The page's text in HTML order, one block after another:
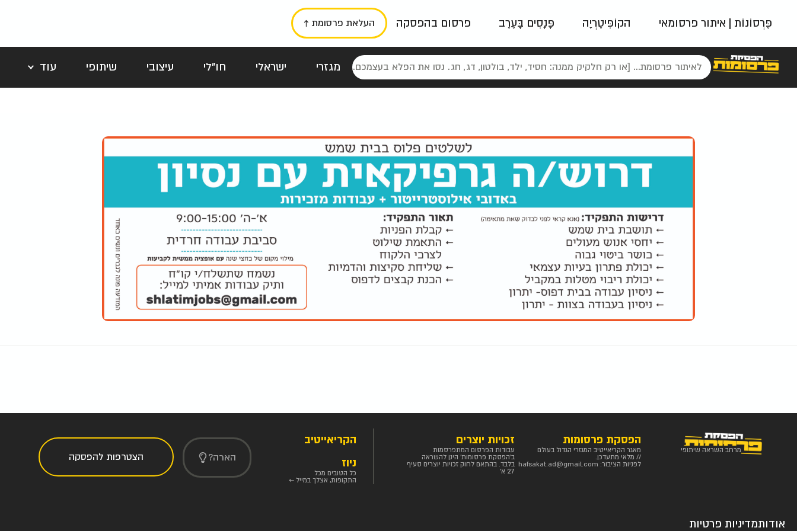
פֶּרְסוֹנוֹת | איתור פרסומאי הקוֹפִּיטֶרְיָה פָּנָסִים בָּעֶרֶב פרסום בהפסקה העלאת פרסומת ↑
מגזרי ישראלי חו"לי עיצובי שיתופי
עוד
פאשן
ניינטיז נוסטלגי כרזות טיפוגרפי
מרחב השראה שיתופי
הפסקת פרסומות
מאגר הקריאייטיב המגזרי הגדול בעולם
// מלאי מתעדכן.
לפניות הציבור: hafsakat.ad@gmail.com
זכויות יוצרים
עבודות הפרסום המתפרסמות
ב'הפסקת פרסומות' הינן להשראה
בלבד. בהתאם לחוק זכויות יוצרים סעיף
27 א'
הקריאייטיב
ניוז
כל הטובים מכל
התקופות, אצלך במייל ←
הארה? הצטרפות להפסקה
אודותמדיניות פרטיות